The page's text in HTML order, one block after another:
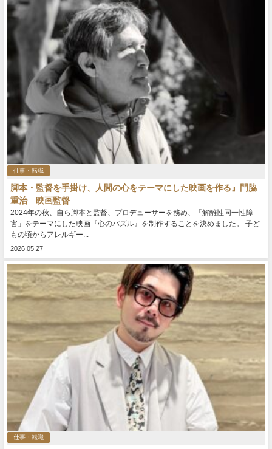
仕事・転職
脚本・監督を手掛け、人間の心をテーマにした映画を作る』門脇
重治 映画監督
2024年の秋、自ら脚本と監督、プロデューサーを務め、「解離性同一性障
害」をテーマにした映画『心のパズル』を制作することを決めました。 子ど
もの頃からアレルギー...
2026.05.27
仕事・転職